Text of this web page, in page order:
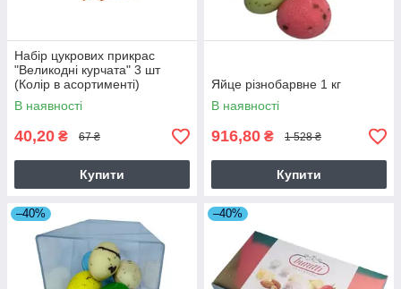
Набір цукрових прикрас
"Великодні курчата" 3 шт
(Колір в асортименті)
В наявності
40,20 ₴ 67 ₴
Купити
Яйце різнобарвне 1 кг
В наявності
916,80 ₴ 1 528 ₴
Купити
–40% –40%